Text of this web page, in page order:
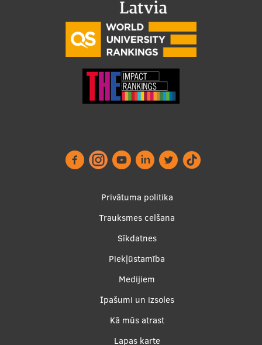
Privātuma politika
Trauksmes celšana
Sīkdatnes
Piekļūstamība
Medijiem
Īpašumi un izsoles
Kā mūs atrast
Lapas karte